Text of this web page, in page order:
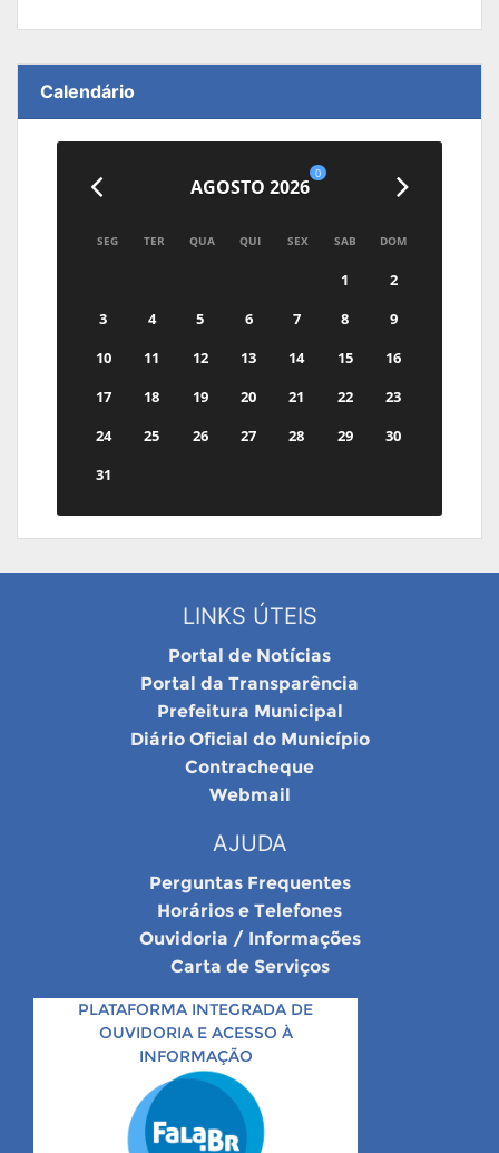
Calendário
AGOSTO 2026
0
SEG TER QUA QUI SEX SAB DOM
1
2
3
4 5 6 7 8
9
10
11 12 13 14 15
16
17
18 19 20 21 22
23
24
25 26 27 28 29
30
31
LINKS ÚTEIS
Portal de Notícias
Portal da Transparência
Prefeitura Municipal
Diário Oficial do Município
Contracheque
Webmail
AJUDA
Perguntas Frequentes
Horários e Telefones
Ouvidoria / Informações
Carta de Serviços
PLATAFORMA INTEGRADA DE
OUVIDORIA E ACESSO À
INFORMAÇÃO